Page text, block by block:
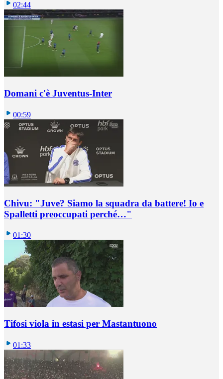
02:44
Domani c'è Juventus-Inter
00:59
Chivu: "Juve? Siamo la squadra da battere! Io e
Spalletti preoccupati perché…"
01:30
Tifosi viola in estasi per Mastantuono
01:33